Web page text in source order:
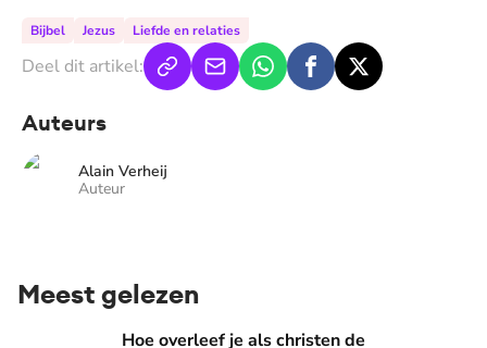
Bijbel Jezus Liefde en relaties
Deel dit artikel:
Auteurs
Alain Verheij
Auteur
Meest gelezen
Hoe overleef je als christen de buurtbarbecue? ‘Zelfs als
Hoe overleef je als christen de